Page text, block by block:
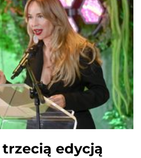
trzecią edycją